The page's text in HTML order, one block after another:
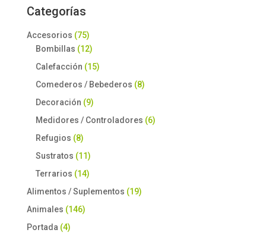
Categorías
Accesorios (75)
Bombillas (12)
Calefacción (15)
Comederos / Bebederos (8)
Decoración (9)
Medidores / Controladores (6)
Refugios (8)
Sustratos (11)
Terrarios (14)
Alimentos / Suplementos (19)
Animales (146)
Portada (4)